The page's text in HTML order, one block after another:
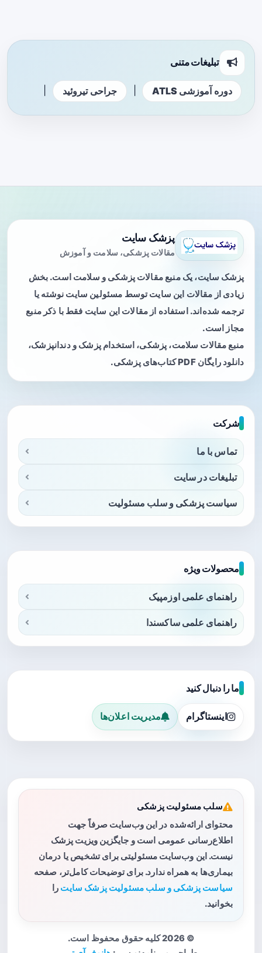
تبلیغات متنی
دوره آموزشی ATLS جراحی تیروئید
پزشک سایت
مقالات پزشکی، سلامت و آموزش
پزشک سایت، یک منبع مقالات پزشکی و سلامت است. بخش
زیادی از مقالات این سایت توسط مسئولین سایت نوشته یا
ترجمه شده‌اند. استفاده از مقالات این سایت فقط با ذکر منبع
مجاز است.
منبع مقالات سلامت، پزشکی، استخدام پزشک و دندانپزشک،
دانلود رایگان PDF کتاب‌های پزشکی.
شرکت
تماس با ما
تبلیغات در سایت
سیاست پزشکی و سلب مسئولیت
محصولات ویژه
راهنمای علمی اوزمپیک
راهنمای علمی ساکسندا
ما را دنبال کنید
اینستاگرام مدیریت اعلان‌ها
سلب مسئولیت پزشکی
محتوای ارائه‌شده در این وب‌سایت صرفاً جهت
اطلاع‌رسانی عمومی است و جایگزین ویزیت پزشک
نیست. این وب‌سایت مسئولیتی برای تشخیص یا درمان
بیماری‌ها به همراه ندارد. برای توضیحات کامل‌تر، صفحه
سیاست پزشکی و سلب مسئولیت پزشک سایت را
بخوانید.
© 2026 کلیه حقوق محفوظ است.